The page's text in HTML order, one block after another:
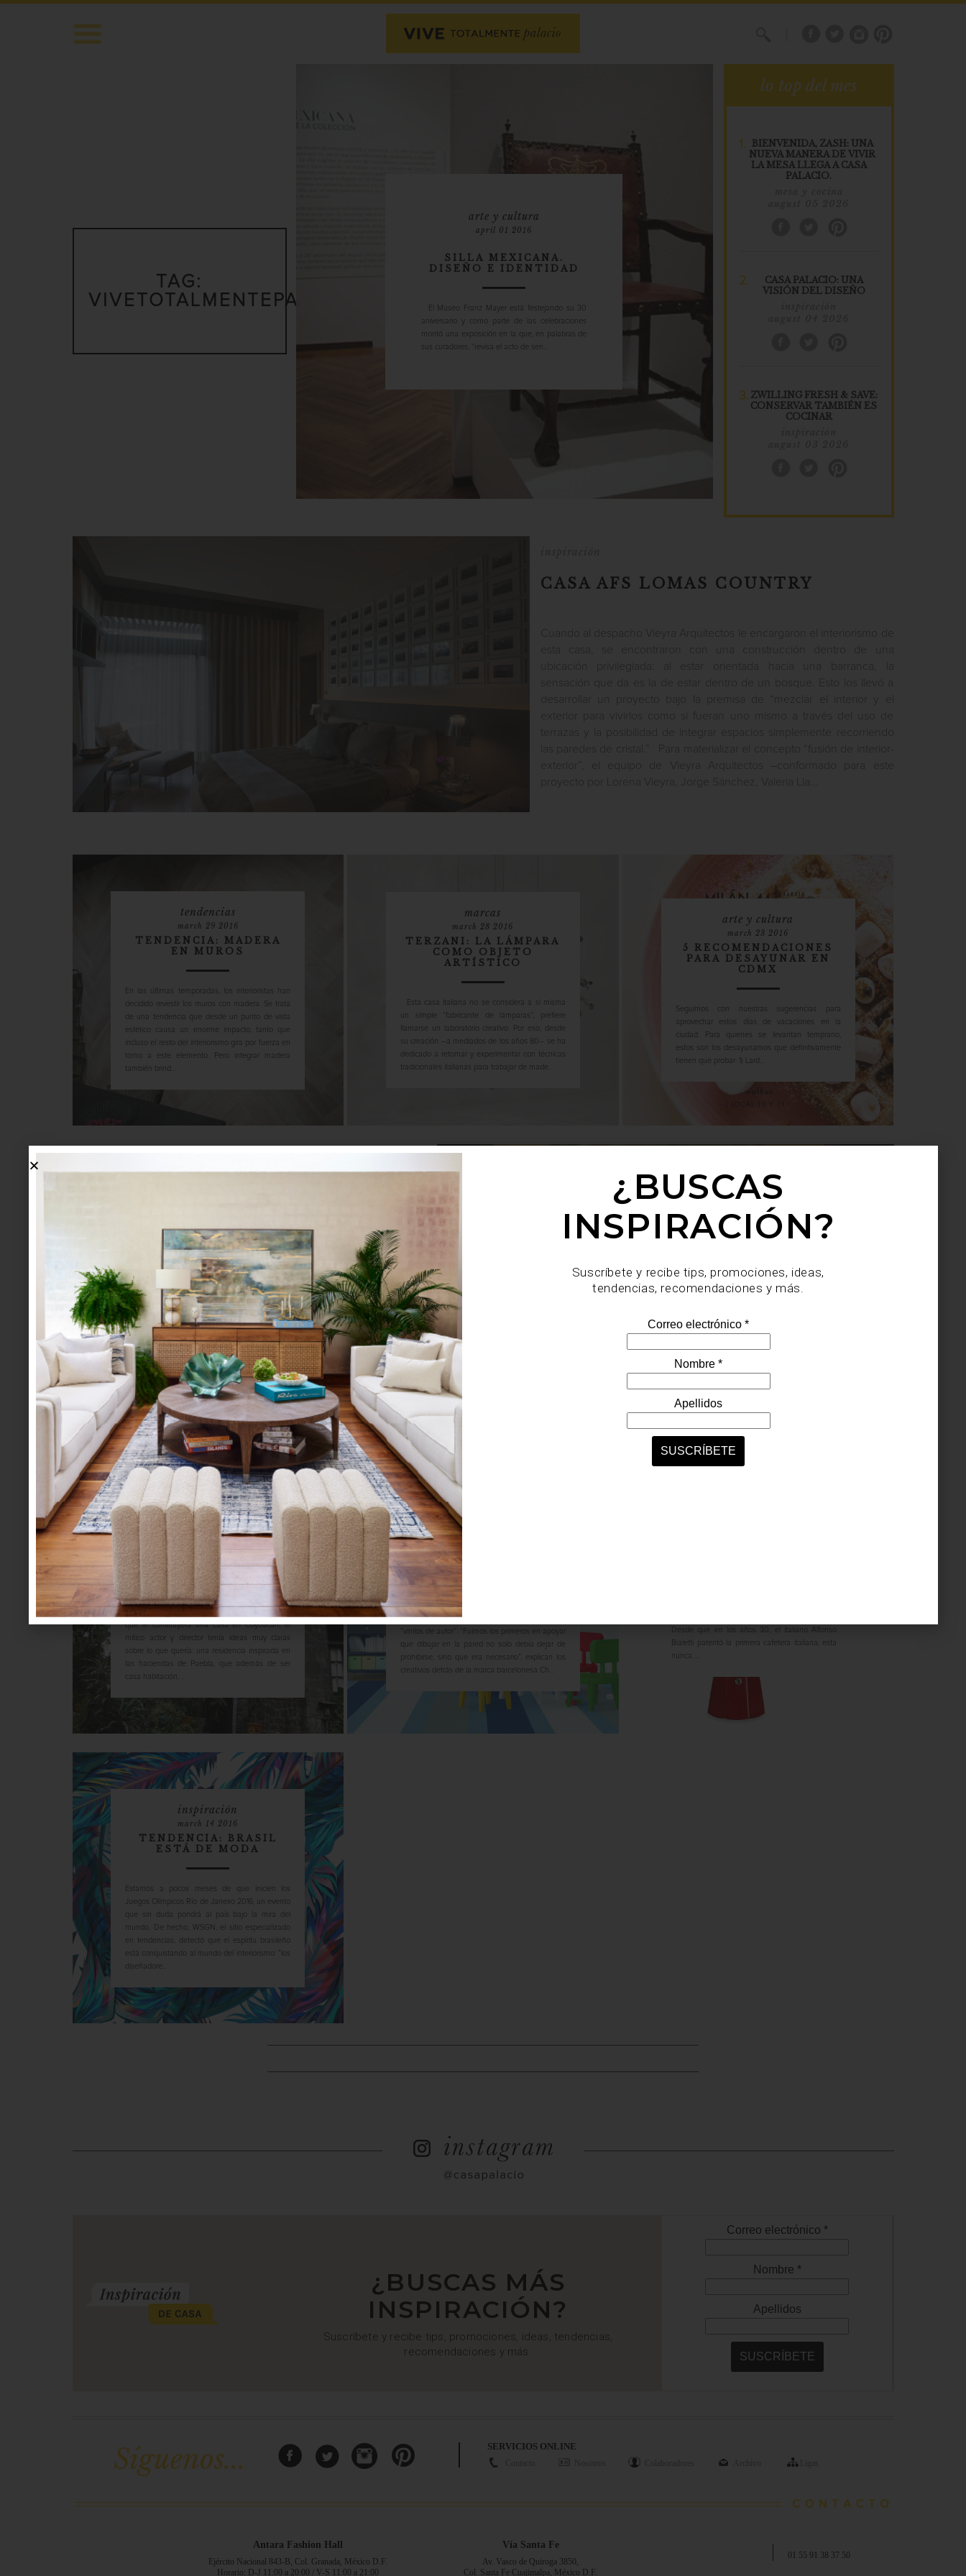
TAG:
VIVETOTALMENTEPALACIO
arte y cultura
april 01 2016
SILLA MEXICANA.
DISEÑO E IDENTIDAD
El Museo Franz Mayer está festejando su 30
aniversario y como parte de las celebraciones
montó una exposición en la que, en palabras de
sus curadores, “revisa el acto de sen...
lo top del mes
1.
BIENVENIDA, ZASH: UNA
NUEVA MANERA DE VIVIR
LA MESA LLEGA A CASA
PALACIO.
2.
CASA PALACIO: UNA
VISIÓN DEL DISEÑO
3. ZWILLING FRESH & SAVE:
CONSERVAR TAMBIÉN ES
COCINAR
CASA AFS LOMAS COUNTRY
tendencias
march 29 2016
TENDENCIA: MADERA
EN MUROS
En las últimas temporadas, los interioristas han
decidido revestir los muros con madera. Se trata
de una tendencia que desde un punto de vista
estético causa un enorme impacto, tanto que
incluso el resto del interiorismo gira por fuerza en
torno a este elemento. Pero integrar madera
también brind...
marcas
march 28 2016
TERZANI: LA LÁMPARA
COMO OBJETO
ARTÍSTICO
Esta casa italiana no se considera a si misma
un simple “fabricante de lámparas”, prefiere
llamarse un laboratorio creativo. Por eso, desde
su creación –a mediados de los años 80– se ha
dedicado a retomar y experimentar con técnicas
tradicionales italianas para trabajar de made...
arte y cultura
march 23 2016
5 RECOMENDACIONES
PARA DESAYUNAR EN
CDMX
Seguimos con nuestras sugerencias para
aprovechar estos días de vacaciones en la
ciudad. Para quienes se levantan temprano,
estos son los desayunamos que definitivamente
tienen que probar: 1) Lard...
El lema del restaurante es “continuar con la revolución mexicana desde
las trincheras”; y sí, a diferencia de otros lugares que no hacen más que
tomarnos el pelo, la propuesta de Eme Equis sin duda logra dar nuevos
aires a la comida mexicana tradicional. Entre sus creaciones destacan el
chicharrón de robalo para taquear o la alcachofa “me quiere, no me
quiere”, preparada al carbón con finas hierbas; es muy recomendable
también la ensalada de cabuche (un fruto que nace de la biznaga) y la
Higo Sánchez. En cuanto a las sopas, te recomendamos la de tortilla y
flor: la clásica sopa de tortilla reinterpretada con almendra y flor de
calabaza, aunque el capitán recomienda la so...
inspiración
march 17 2016
CASA FUERTE DEL
INDIO FERNÁNDEZ
Cuando en los años 40, Emilio “El Indio”
Fernández le pidió al arquitecto Manuel Parra
que le construyera una casa en Coyoacán, el
mítico actor y director tenía ideas muy claras
sobre lo que quería: una residencia inspirada en
las haciendas de Puebla, que además de ser
casa habitación, ...
march 16 2016
CHISPUM: CONTANDO
HISTORIAS
Decorar con vinilos está muy de moda, pero solo
los pioneros pueden presumir de crear auténticos
“vinilos de autor”: “Fuimos los primeros en apoyar
que dibujar en la pared no solo debía dejar de
prohibirse, sino que era necesario”, explican los
creativos detrás de la marca barcelonesa Ch...
Desde que en los años 30, el italiano Alfonso
Bialetti patentó la primera cafetera italiana, esta
nunca ...
inspiración
march 14 2016
TENDENCIA: BRASIL
ESTÁ DE MODA
Estamos a pocos meses de que inicien los
Juegos Olímpicos Río de Janeiro 2016, un evento
que sin duda pondrá al país bajo la mira del
mundo. De hecho, WSGN, el sitio especializado
en tendencias, detectó que el espíritu brasileño
está conquistando al mundo del interiorismo: “los
diseñadore...
¿BUSCAS MÁS
INSPIRACIÓN?
Suscríbete y recibe tips, promociones, ideas, tendencias,
recomendaciones y más.
Síguenos... SERVICIOS ONLINE
Antara Fashion Hall
Ejército Nacional 843-B, Col. Granada, México D.F.
Horario: D-J 11:00 a 20:00 / V-S 11:00 a 21:00
Vía Santa Fe
Av. Vasco de Quiroga 3850,
Col. Santa Fe Cuajimalpa, México D.F.
01 55 91 38 37 50
¿BUSCAS
INSPIRACIÓN?
Suscríbete y recibe tips, promociones, ideas,
tendencias, recomendaciones y más.